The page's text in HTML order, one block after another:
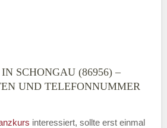
SCHONGAU (86956) –
UND TELEFONNUMMER
interessiert, sollte erst einmal